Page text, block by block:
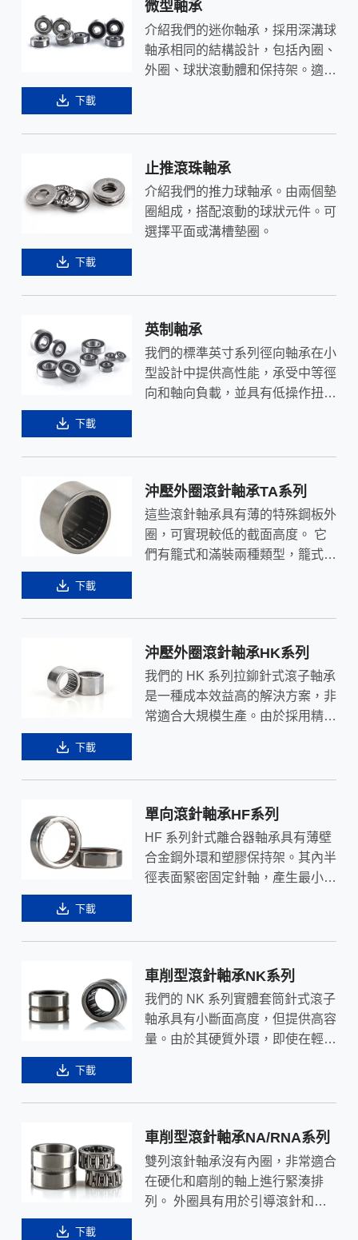
微型軸承
介紹我們的迷你軸承，採用深溝球
軸承相同的結構設計，包括內圈、
外圈、球狀滾動體和保持架。適用
下載
止推滾珠軸承
介紹我們的推力球軸承。由兩個墊
圈組成，搭配滾動的球狀元件。可
選擇平面或溝槽墊圈。
下載
英制軸承
我們的標準英寸系列徑向軸承在小
型設計中提供高性能，承受中等徑
向和軸向負載，並具有低操作扭
下載
沖壓外圈滾針軸承TA系列
這些滾針軸承具有薄的特殊鋼板外
圈，可實現較低的截面高度。 它
們有籠式和滿裝兩種類型，籠式用
下載
沖壓外圈滾針軸承HK系列
我們的 HK 系列拉鉚針式滾子軸承
是一種成本效益高的解決方案，非
常適合大規模生產。由於採用精密
高的承載能力和斷面高度。
下載
單向滾針軸承HF系列
HF 系列針式離合器軸承具有薄壁
合金鋼外環和塑膠保持架。其內半
徑表面緊密固定針軸，產生最小扭
下載
車削型滾針軸承NK系列
我們的 NK 系列實體套筒針式滾子
軸承具有小斷面高度，但提供高容
量。由於其硬質外環，即使在輕合
無內環。這些軸承有固定器、全針
下載
車削型滾針軸承NA/RNA系列
雙列滾針軸承沒有內圈，非常適合
在硬化和磨削的軸上進行緊湊排
列。 外圈具有用於引導滾針和保
下載